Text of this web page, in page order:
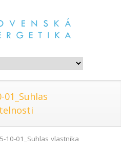
01_Suhlas
10-01_Suhlas vlastnika